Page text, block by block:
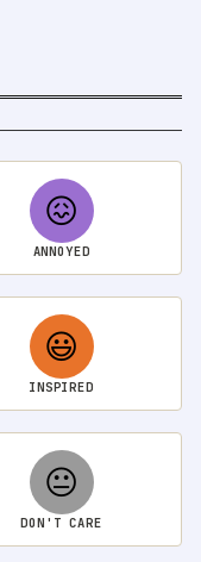
😖
ANNOYED
😃
INSPIRED
😐
DON'T CARE